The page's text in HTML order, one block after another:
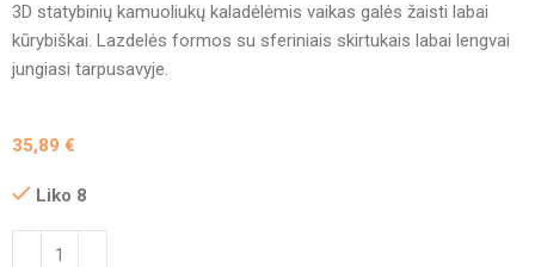
3D statybinių kamuoliukų kaladėlėmis vaikas galės žaisti labai
kūrybiškai. Lazdelės formos su sferiniais skirtukais labai lengvai
jungiasi tarpusavyje.
35,89€
Liko 8